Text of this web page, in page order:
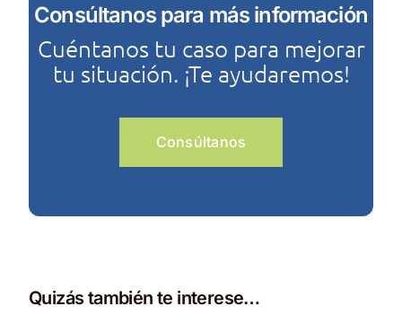
Consúltanos para más información
Cuéntanos tu caso para mejorar
tu situación. ¡Te ayudaremos!
Consúltanos
Quizás también te interese…